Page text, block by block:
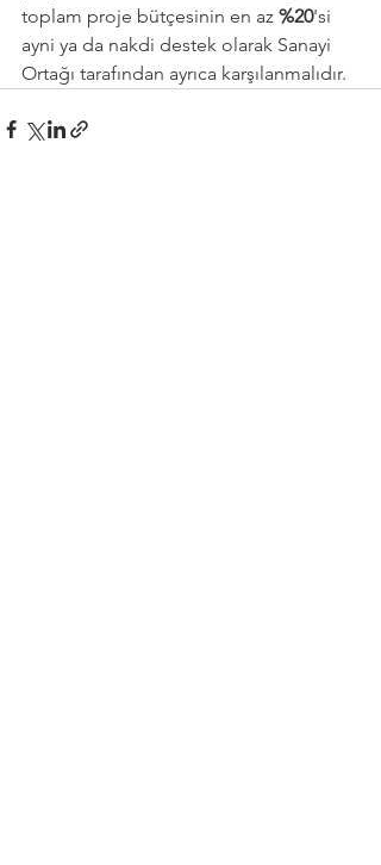
toplam proje bütçesinin en az %20'si
ayni ya da nakdi destek olarak Sanayi
Ortağı tarafından ayrıca karşılanmalıdır.